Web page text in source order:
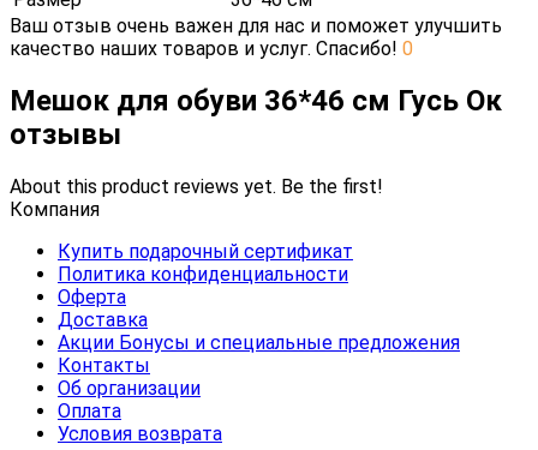
Ваш отзыв очень важен для нас и поможет улучшить
качество наших товаров и услуг. Спасибо! 0
Мешок для обуви 36*46 см Гусь Ок
отзывы
About this product reviews yet. Be the first!
Компания
Купить подарочный сертификат
Политика конфиденциальности
Оферта
Доставка
Акции Бонусы и специальные предложения
Контакты
Об организации
Оплата
Условия возврата